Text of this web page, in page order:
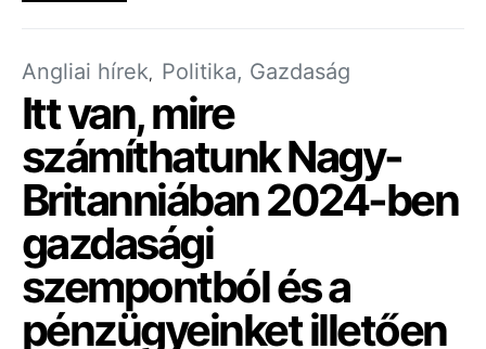
Angliai hírek Politika, Gazdaság
Itt van, mire
számíthatunk Nagy-
Britanniában 2024-ben
gazdasági
szempontból és a
pénzügyeinket illetően